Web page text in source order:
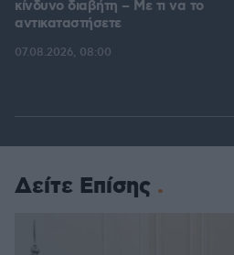
κίνδυνο διαβήτη – Με τι να το
αντικαταστήσετε
07.08.2026, 08:00
Δείτε Επίσης